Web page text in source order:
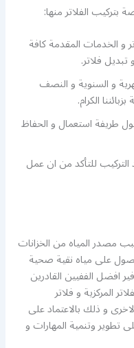
بتركيب الفلاتر منها:
الخدمات المقدمة كافة
فلاتر.
و السنوية و النصف
الكرام.
طريفة استعمال و الحفاظ
للتأكد من ان عمل
مصدر المياه من الخزانات
على مياه نقية صحية
افضل الففيين القادرين
المركزية و فلاتر
و ذلك بالاعتماد على
تطوير وتنمية المهارات و